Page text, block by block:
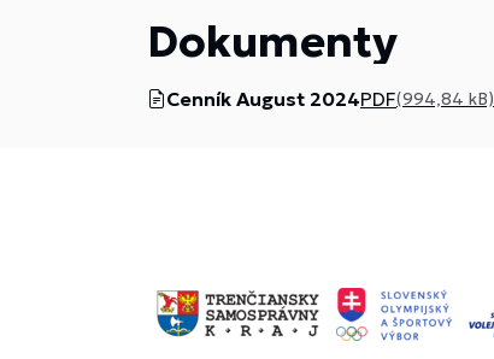
Dokumenty
Cenník August 2024PDF(994,84 kB)